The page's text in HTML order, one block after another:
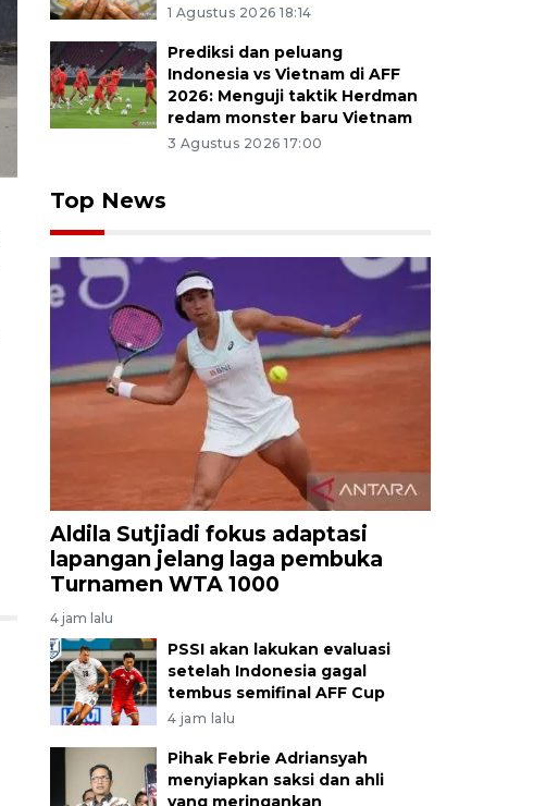
Kapolres Cimahi AKBP Tri Suhartanto (kedua kanan)
bukti saat pengungkapan kasus penyalahgunaan narkotika
Kota Cimahi, Jawa Barat, Jumat (7/3/2025). Satuan Reserse
menangkap Ketua Bawaslu Kabupaten Bandung Barat Riza
lima tersangka lainnya dalam kasus penyalahgunaan
barang bukti 20,94 gram dan 0,84 gram sabu-sabu, satu
buah microtube dan tiga buah microtube bening. ANTARA
1 Agustus 2026 18:14
Prediksi dan peluang
Indonesia vs Vietnam di AFF
2026: Menguji taktik Herdman
redam monster baru Vietnam
3 Agustus 2026 17:00
Top News
Aldila Sutjiadi fokus adaptasi
lapangan jelang laga pembuka
Turnamen WTA 1000
4 jam lalu
PSSI akan lakukan evaluasi
setelah Indonesia gagal
tembus semifinal AFF Cup
4 jam lalu
Pihak Febrie Adriansyah
menyiapkan saksi dan ahli
yang meringankan